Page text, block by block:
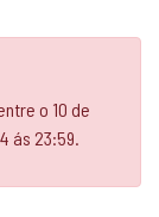
o 10 de
ás 23:59.